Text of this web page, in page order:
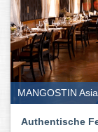
Die besten
findet ihr
MANGOSTIN
Authentische